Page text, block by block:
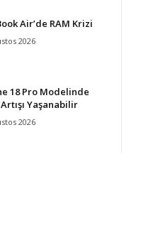
Air’de RAM Krizi
2026
18 Pro Modelinde
Yaşanabilir
2026